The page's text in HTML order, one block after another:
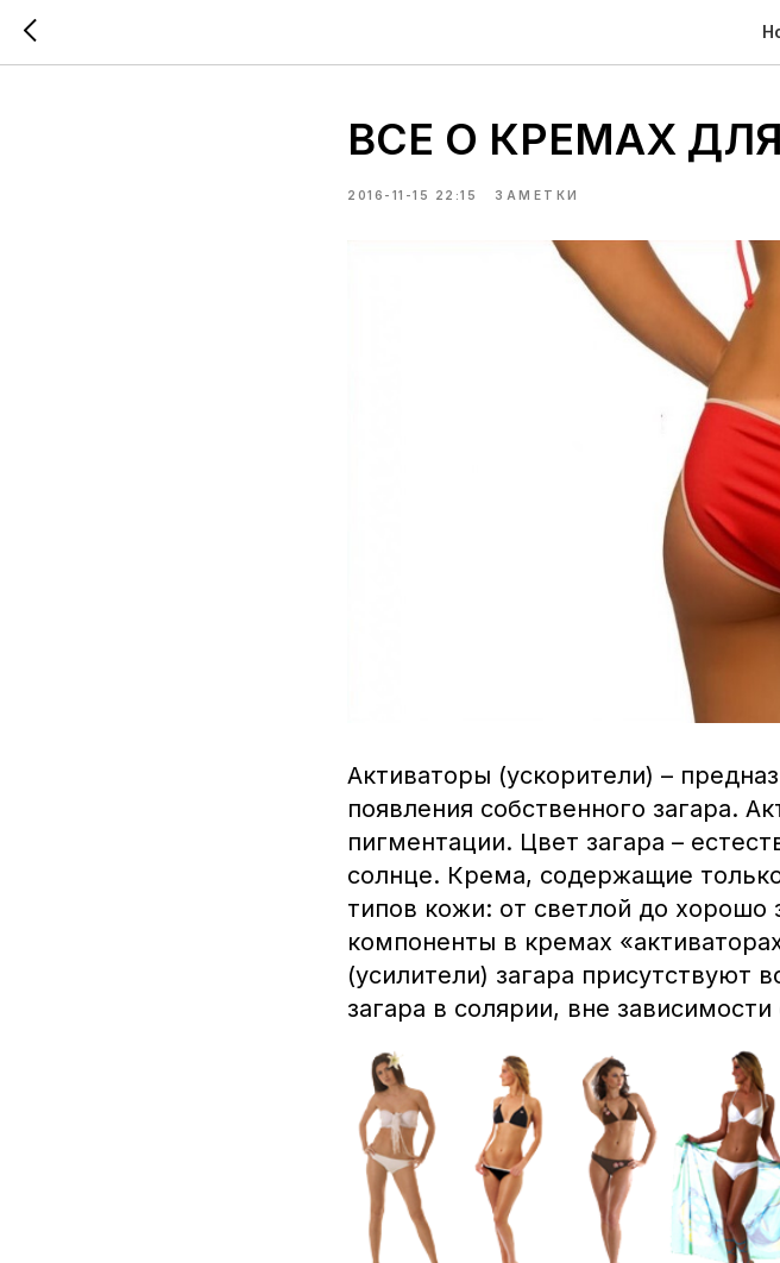
ВСЕ О КРЕМАХ
2016-11-15 22:15 ЗАМЕТКИ
Активаторы (ускорители) –
появления собственного загара.
пигментации. Цвет загара –
солнце. Крема, содержащие
типов кожи: от светлой до хорошо
компоненты в кремах
(усилители) загара присутствуют
загара в солярии, вне